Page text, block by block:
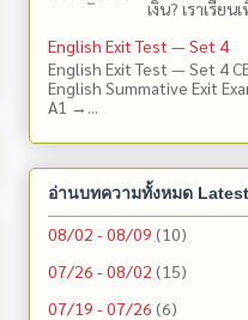
เงิน? เราเรีย
English Exit Test — Set 4
English Exit Test — Set 4
English Summative Exit
A1 →...
อ่านบทความทั้งหมด
08/02 - 08/09 (10)
07/26 - 08/02 (15)
07/19 - 07/26 (6)